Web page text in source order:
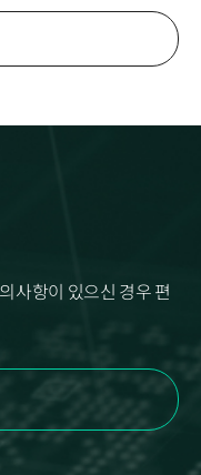
사항이 있으신 경우 편